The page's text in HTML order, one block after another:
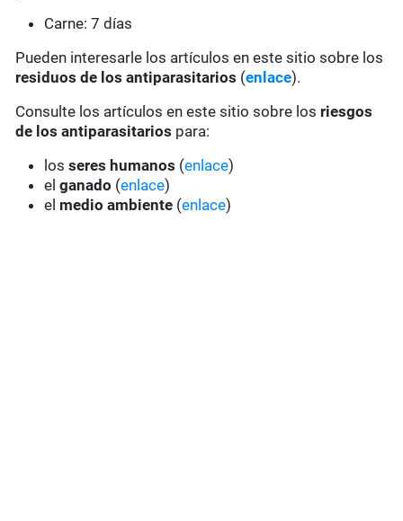
Carne: 7 días
Pueden interesarle los artículos en este sitio sobre los
residuos de los antiparasitarios (enlace).
Consulte los artículos en este sitio sobre los riesgos
de los antiparasitarios para:
losseres humanos (enlace)
elganado (enlace)
el medio ambiente (enlace)